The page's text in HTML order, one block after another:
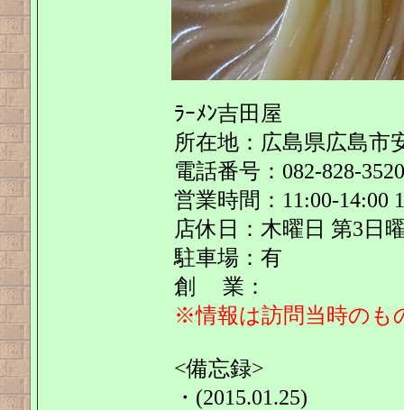
ﾗｰﾒﾝ吉田屋
所在地：広島県広島市
電話番号：082-828-3520
営業時間：11:00-14:00
店休日：木曜日 第3日
駐車場：有
創 業：
※情報は訪問当時のも
<備忘録>
・(2015.01.25)